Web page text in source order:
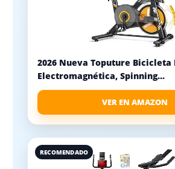
2026 Nueva Toputure Bicicleta
Electromagnética, Spinning...
VER EN AMAZON
RECOMENDADO